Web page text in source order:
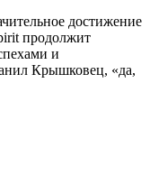
достижение
продолжит
и
Крышковец, «да,